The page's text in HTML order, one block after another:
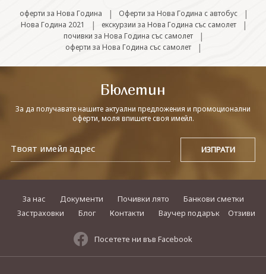
оферти за Нова Година | Оферти за Нова Година с автобус |
Нова Година 2021 | екскурзии за Нова Година със самолет |
почивки за Нова Година със самолет |
оферти за Нова Година със самолет |
Бюлетин
За да получавате нашите актуални предложения и промоционални
оферти, моля впишете своя имейл.
За нас Документи Почивки лято
Банкови сметки
Застраховки
Блог Контакти Ваучер подарък Отзиви
Посетете ни във Facebook